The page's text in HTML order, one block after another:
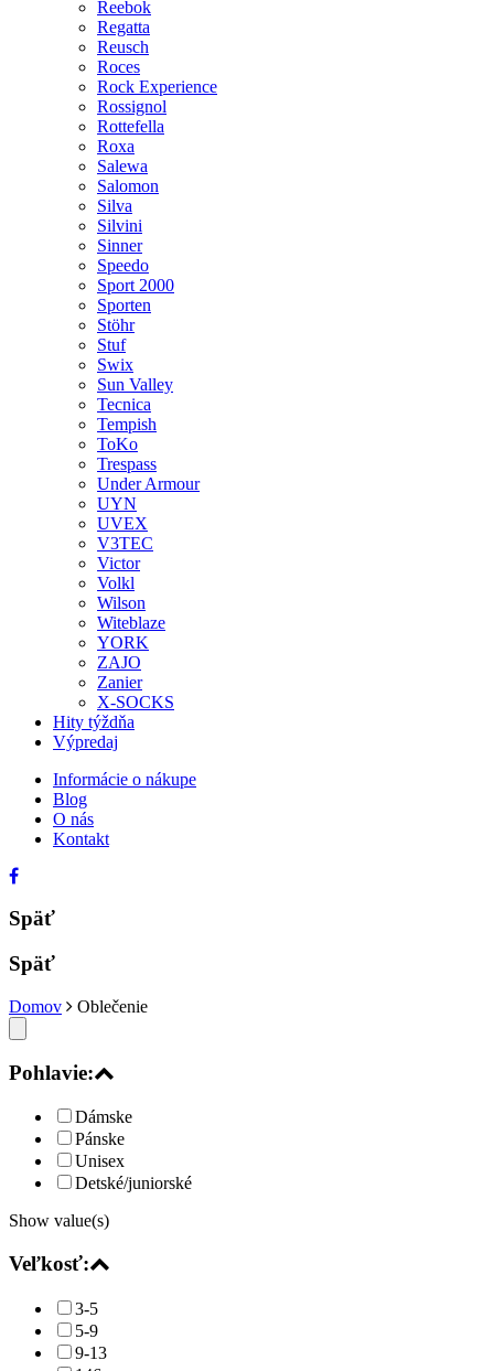
Reebok
Regatta
Reusch
Roces
Rock Experience
Rossignol
Rottefella
Roxa
Salewa
Salomon
Silva
Silvini
Sinner
Speedo
Sport 2000
Sporten
Stöhr
Stuf
Swix
Sun Valley
Tecnica
Tempish
ToKo
Trespass
Under Armour
UYN
UVEX
V3TEC
Victor
Volkl
Wilson
Witeblaze
YORK
ZAJO
Zanier
X-SOCKS
Hity týždňa
Výpredaj
Informácie o nákupe
Blog
O nás
Kontakt
Späť
Späť
Domov Oblečenie
Pohlavie:
Dámske
Pánske
Unisex
Detské/juniorské
Show value(s)
Veľkosť:
3-5
5-9
9-13